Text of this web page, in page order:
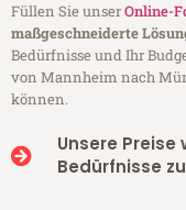
Füllen Sie unserOnline-
maßgeschneiderte
Bedürfnisse und Ihr
von Mannheim nach
können.
Unsere
Bedürfnisse